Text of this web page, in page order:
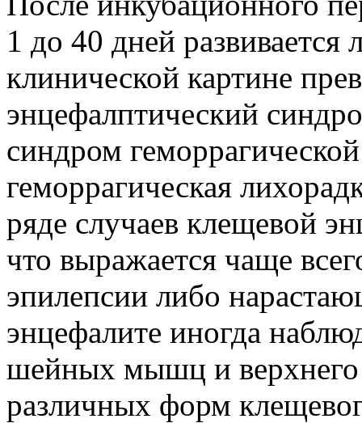
1 до 40 дней
клинической картине
энцефалптический
синдром
геморрагическая
ряде случаев клещевой
что выражается чаще
эпилепсии либо
энцефалите иногда
шейных мышц и верхнего
различных форм